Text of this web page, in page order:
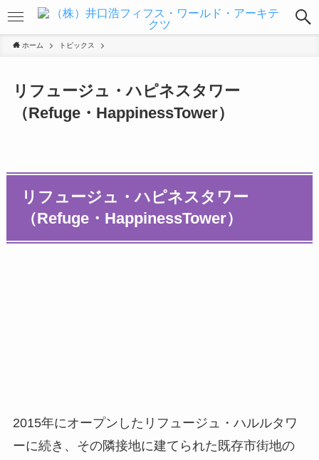
ホーム トピックス
リフュージュ・ハピネスタワー
（Refuge・HappinessTower）
リフュージュ・ハピネスタワー
（Refuge・HappinessTower）
2015年にオープンしたリフュージュ・ハルルタワ
ーに続き、その隣接地に建てられた既存市街地の